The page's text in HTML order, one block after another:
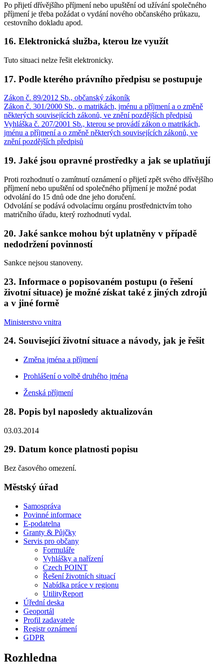
Po přijetí dřívějšího příjmení nebo upuštění od užívání společného
příjmení je třeba požádat o vydání nového občanského průkazu,
cestovního dokladu apod.
16. Elektronická služba, kterou lze využít
Tuto situaci nelze řešit elektronicky.
17. Podle kterého právního předpisu se postupuje
Zákon č. 89/2012 Sb., občanský zákoník
Zákon č. 301/2000 Sb., o matrikách, jménu a příjmení a o změně
některých souvisejících zákonů, ve znění pozdějších předpisů
Vyhláška č. 207/2001 Sb., kterou se provádí zákon o matrikách,
jménu a příjmení a o změně některých souvisejících zákonů, ve
znění pozdějších předpisů
19. Jaké jsou opravné prostředky a jak se uplatňují
Proti rozhodnutí o zamítnutí oznámení o přijetí zpět svého dřívějšího
příjmení nebo upuštění od společného příjmení je možné podat
odvolání do 15 dnů ode dne jeho doručení.
Odvolání se podává odvolacímu orgánu prostřednictvím toho
matričního úřadu, který rozhodnutí vydal.
20. Jaké sankce mohou být uplatněny v případě
nedodržení povinností
Sankce nejsou stanoveny.
23. Informace o popisovaném postupu (o řešení
životní situace) je možné získat také z jiných zdrojů
a v jiné formě
Ministerstvo vnitra
24. Související životní situace a návody, jak je řešit
Změna jména a příjmení
Prohlášení o volbě druhého jména
Ženská příjmení
28. Popis byl naposledy aktualizován
03.03.2014
29. Datum konce platnosti popisu
Bez časového omezení.
Městský úřad
Samospráva
Povinné informace
E-podatelna
Granty & Půjčky
Servis pro občany
Formuláře
Vyhlášky a nařízení
Czech POINT
Řešení životních situací
Nabídka práce v regionu
UtilityReport
Úřední deska
Geoportál
Profil zadavatele
Registr oznámení
GDPR
Rozhledna